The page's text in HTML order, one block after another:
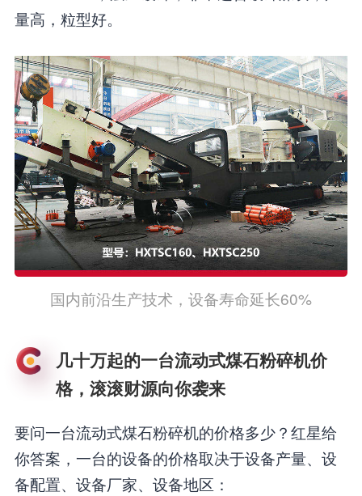
量高，粒型好。
国内前沿生产技术，设备寿命延长60%
几十万起的一台流动式煤石粉碎机价
格，滚滚财源向你袭来
要问一台流动式煤石粉碎机的价格多少？红星给
你答案，一台的设备的价格取决于设备产量、设
备配置、设备厂家、设备地区：